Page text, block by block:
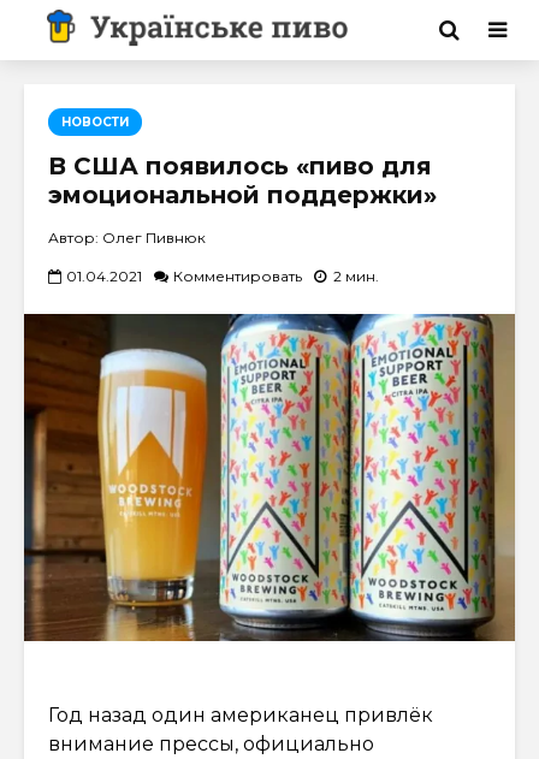
НОВОСТИ
В США появилось «пиво для
эмоциональной поддержки»
Автор: Олег Пивнюк
01.04.2021 Комментировать 2 мин.
Год назад один американец привлёк
внимание прессы, официально